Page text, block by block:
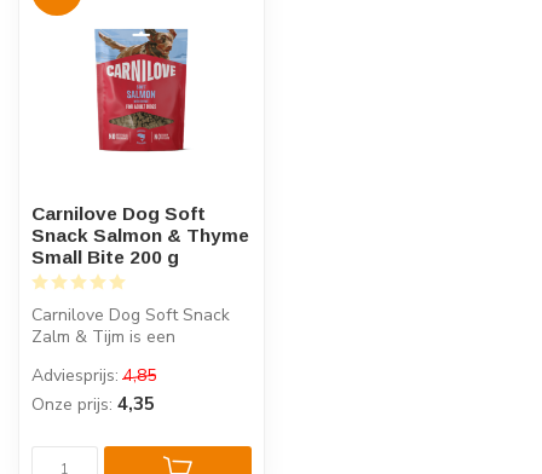
Carnilove Dog Soft
Snack Salmon & Thyme
Small Bite 200 g
Carnilove Dog Soft Snack
Zalm & Tijm is een
met zalm en t...
Adviesprijs: 4,85
Onze prijs: 4,35